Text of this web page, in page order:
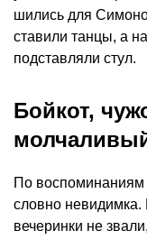
шились для
ставили танцы, а
подставляли стул.
Бойкот,
По
словно невидимка.
вечеринки не